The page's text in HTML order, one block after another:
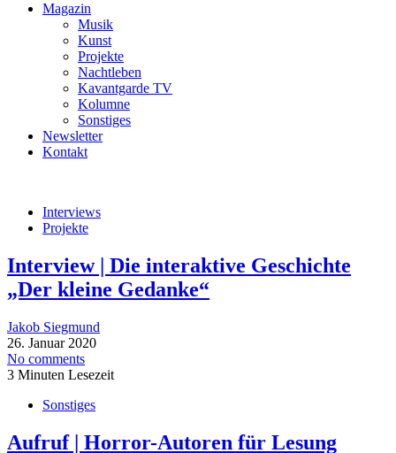
Magazin
Musik
Kunst
Projekte
Nachtleben
Kavantgarde TV
Kolumne
Sonstiges
Newsletter
Kontakt
Interviews
Projekte
Interview | Die interaktive Geschichte
„Der kleine Gedanke“
Jakob Siegmund
26. Januar 2020
No comments
3 Minuten Lesezeit
Sonstiges
Aufruf | Horror-Autoren für Lesung